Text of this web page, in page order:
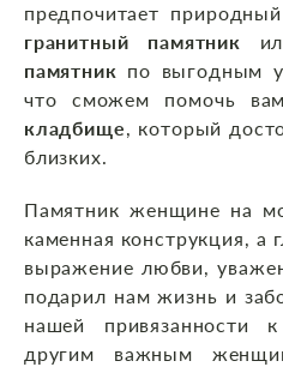
предпочитает
гранитный памятник
памятник по выгодным
что сможем помочь
кладбище, который
близких.
Памятник женщине на
каменная конструкция, а
выражение любви,
подарил нам жизнь и
нашей
другим важным